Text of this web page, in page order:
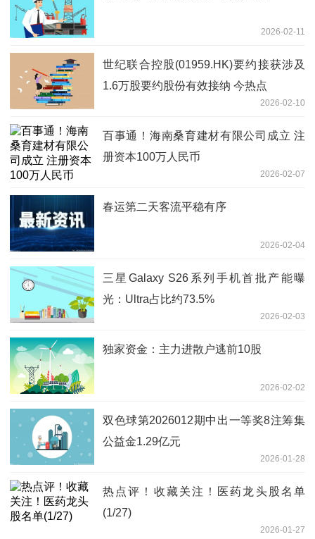
2026-02-11
世纪联合控股(01959.HK)要约接获涉及
1.6万股要约股份有效接纳 今热点
2026-02-10
百事通！海南桑育建材有限公司成立 注
册资本100万人民币
2026-02-07
春运第二天客流平稳有序
2026-02-04
三星Galaxy S26系列手机首批产能曝
光：Ultra占比约73.5%
2026-02-03
独家资金：主力进散户逃前10股
2026-02-02
双色球第2026012期中出一等奖8注筹集
公益金1.29亿元
2026-01-28
热点评！收藏关注！医药龙头股名单
(1/27)
2026-01-27